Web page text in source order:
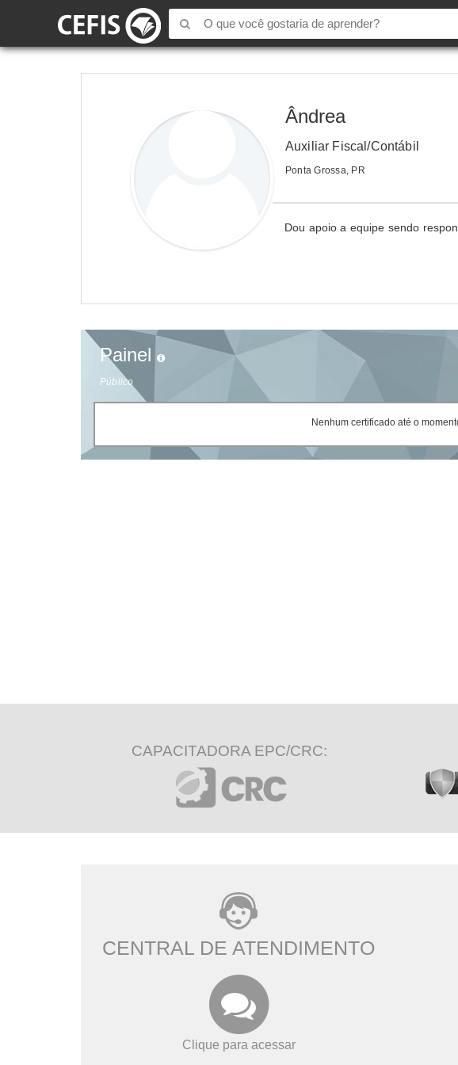
Ândrea
Auxiliar Fiscal/Contábil
Ponta Grossa, PR
Dou apoio a equipe sendo
Painel
Público
Nenhum certificado até o
CAPACITADORA EPC/CRC:
CENTRAL DE ATENDIMENTO
Clique para acessar